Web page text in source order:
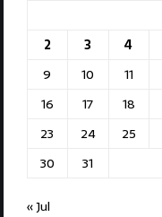
2
3 4
9
10 11
16
17 18
23
24 25
30
31
« Jul